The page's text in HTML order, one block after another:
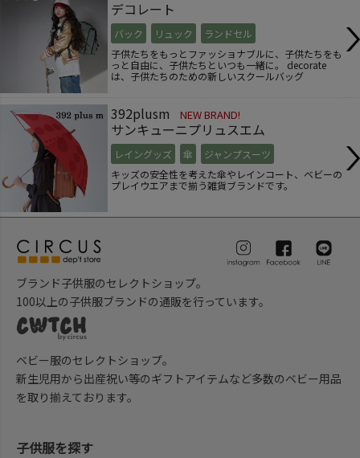
デコレート
バック リュック
ランドセル
子供たちをもっとファッショナブルに、子供たちをも
っと自由に、子供たちといつも一緒に。 decorate
は、子供たちのための新しいスクールバッグ
392plusm NEW BRAND!
サンキューニプリュスエム
レイングッズ 傘
ジャンプスーツ
キッズの安全性を考えた傘やレインコート、ベビーの
プレイウエアまで揃う雑貨ブランドです。
ブランド子供服のセレクトショップ。
100以上の子供服ブランドの通販を行っています。
ベビー服のセレクトショップ。
新生児用から出産祝い等のギフトアイテムなど多数のベビー用品
を取り揃えております。
子供服を探す